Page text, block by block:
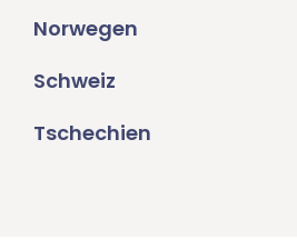
Norwegen
Schweiz
Tschechien